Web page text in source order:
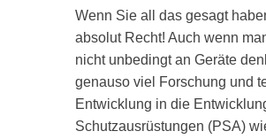
Wenn Sie all das gesagt
absolut Recht! Auch wenn
nicht unbedingt an Geräte
genauso viel Forschung und
Entwicklung in die
Schutzausrüstungen (PSA)